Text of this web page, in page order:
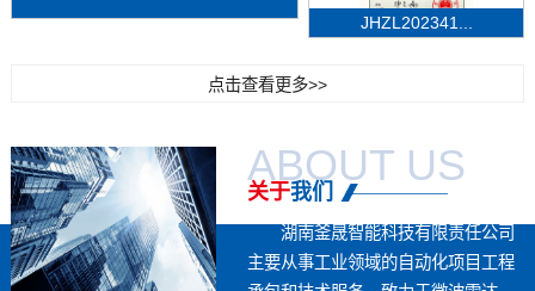
JHZL202341...
点击查看更多>>
ABOUT US
关于我们
湖南釜晟智能科技有限责任公司
主要从事工业领域的自动化项目工程